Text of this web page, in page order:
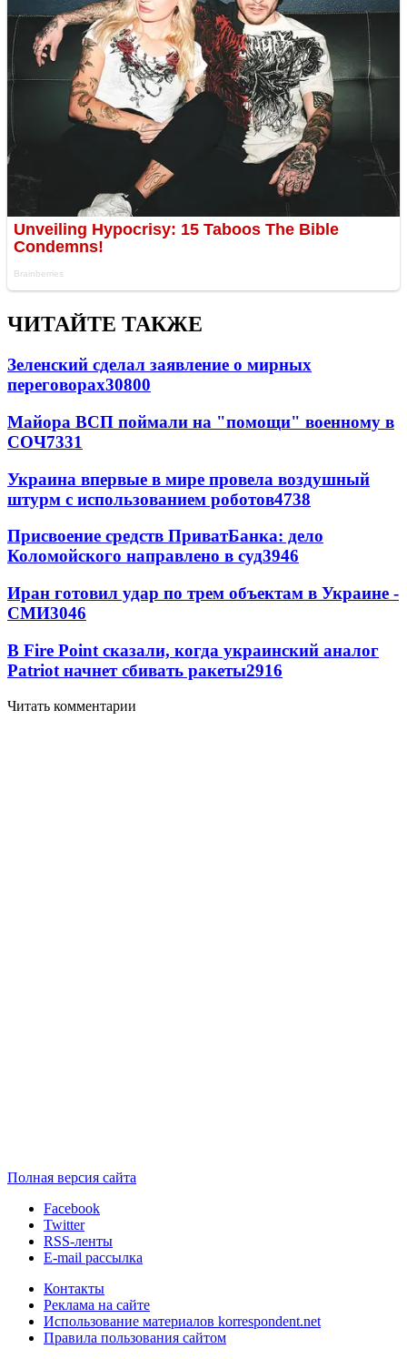
ЧИТАЙТЕ ТАКЖЕ
Зеленский сделал заявление о мирных
переговорах30800
Майора ВСП поймали на "помощи" военному в
СОЧ7331
Украина впервые в мире провела воздушный
штурм с использованием роботов4738
Присвоение средств ПриватБанка: дело
Коломойского направлено в суд3946
Иран готовил удар по трем объектам в Украине -
СМИ3046
В Fire Point сказали, когда украинский аналог
Patriot начнет сбивать ракеты2916
Читать комментарии
Полная версия сайта
Facebook
Twitter
RSS-ленты
E-mail рассылка
Контакты
Реклама на сайте
Использование материалов korrespondent.net
Правила пользования сайтом